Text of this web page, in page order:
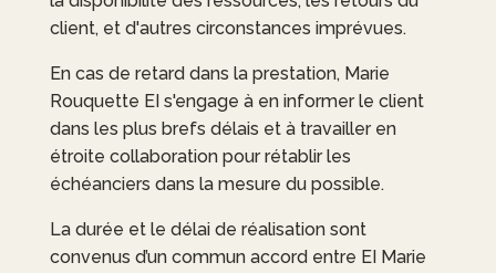
client, et d'autres circonstances imprévues.
En cas de retard dans la prestation, Marie
Rouquette EIs'engage à en informer le client
dans les plus brefs délais et à travailler en
étroite collaboration pour rétablir les
échéanciers dans la mesure du possible.
La durée et le délai de réalisation sont
convenus d’un commun accord entre EI Marie